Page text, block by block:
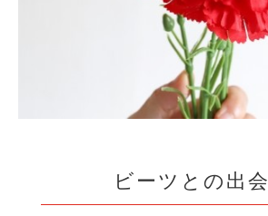
ビーツとの出